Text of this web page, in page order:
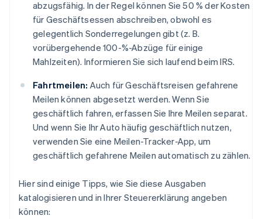
abzugsfähig. In der Regel können Sie 50 % der Kosten
für Geschäftsessen abschreiben, obwohl es
gelegentlich Sonderregelungen gibt (z. B.
vorübergehende 100-%-Abzüge für einige
Mahlzeiten). Informieren Sie sich laufend beim IRS.
Fahrtmeilen: Auch für Geschäftsreisen gefahrene
Meilen können abgesetzt werden. Wenn Sie
geschäftlich fahren, erfassen Sie Ihre Meilen separat.
Und wenn Sie Ihr Auto häufig geschäftlich nutzen,
verwenden Sie eine Meilen-Tracker-App, um
geschäftlich gefahrene Meilen automatisch zu zählen.
Hier sind einige Tipps, wie Sie diese Ausgaben
katalogisieren und in Ihrer Steuererklärung angeben
können: